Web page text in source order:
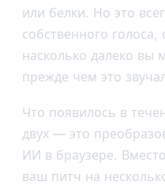
или белки. Но это
собственного
насколько далеко вы
прежде чем это
Что появилось в
двух — это
ИИ в браузере.
ваш питч на